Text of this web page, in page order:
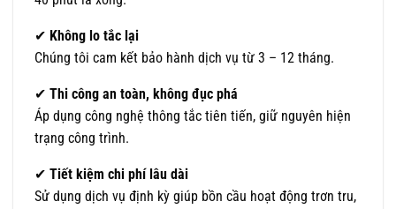
✔ Không lo tắc lại
Chúng tôi cam kết bảo hành dịch vụ từ 3 – 12 tháng.
✔ Thi công an toàn, không đục phá
Áp dụng công nghệ thông tắc tiên tiến, giữ nguyên hiện
trạng công trình.
✔ Tiết kiệm chi phí lâu dài
Sử dụng dịch vụ định kỳ giúp bồn cầu hoạt động trơn tru,